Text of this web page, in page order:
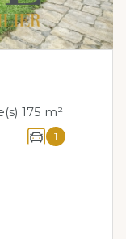
Maison 6 pièce(s) 5 chambre(s) 175 m²
1